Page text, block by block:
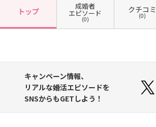
トップ
成婚者
エピソード
(0)
クチコミ
(0)
キャンペーン情報、
リアルな婚活エピソードを
SNSからもGETしよう！